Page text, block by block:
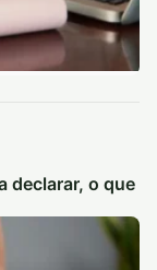
declarar, o que